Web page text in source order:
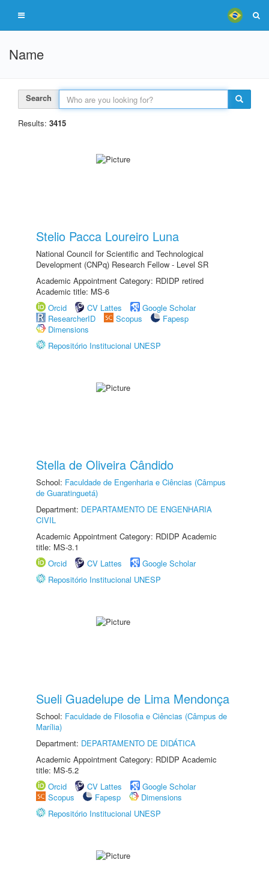
Name
Search
Results: 3415
Stelio Pacca Loureiro Luna
National Council for Scientific and Technological
Development (CNPq) Research Fellow - Level SR
Academic Appointment Category: RDIDP retired
Academic title: MS-6
Orcid
CV Lattes
Google Scholar
ResearcherID
Scopus
Fapesp
Dimensions
Repositório Institucional UNESP
Stella de Oliveira Cândido
School: Faculdade de Engenharia e Ciências (Câmpus
de Guaratinguetá)
Department: DEPARTAMENTO DE ENGENHARIA
CIVIL
Academic Appointment Category: RDIDP Academic
title: MS-3.1
Orcid
CV Lattes
Google Scholar
Repositório Institucional UNESP
Sueli Guadelupe de Lima Mendonça
School: Faculdade de Filosofia e Ciências (Câmpus de
Marília)
Department: DEPARTAMENTO DE DIDÁTICA
Academic Appointment Category: RDIDP Academic
title: MS-5.2
Orcid
CV Lattes
Google Scholar
Scopus
Fapesp
Dimensions
Repositório Institucional UNESP